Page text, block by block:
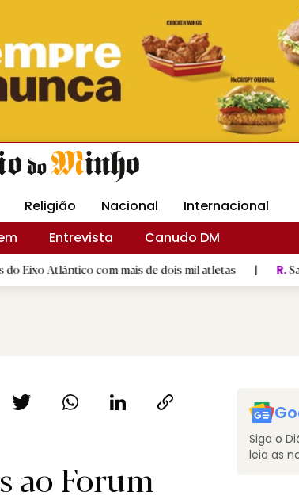
DM Livraria DM Arquidiocese Braga
Religião Nacional
Internacional
Entrevista
Canudo DM
com mais de dois mil atletas | R.Santuário do
ao Forum
Siga o
leia as